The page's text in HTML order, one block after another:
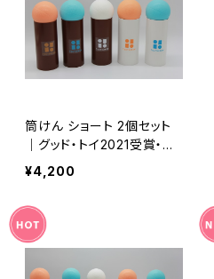
筒けん ショート 2個セット
｜グッド・トイ2021受賞・家
族で楽しむデジタルデトック
¥4,200